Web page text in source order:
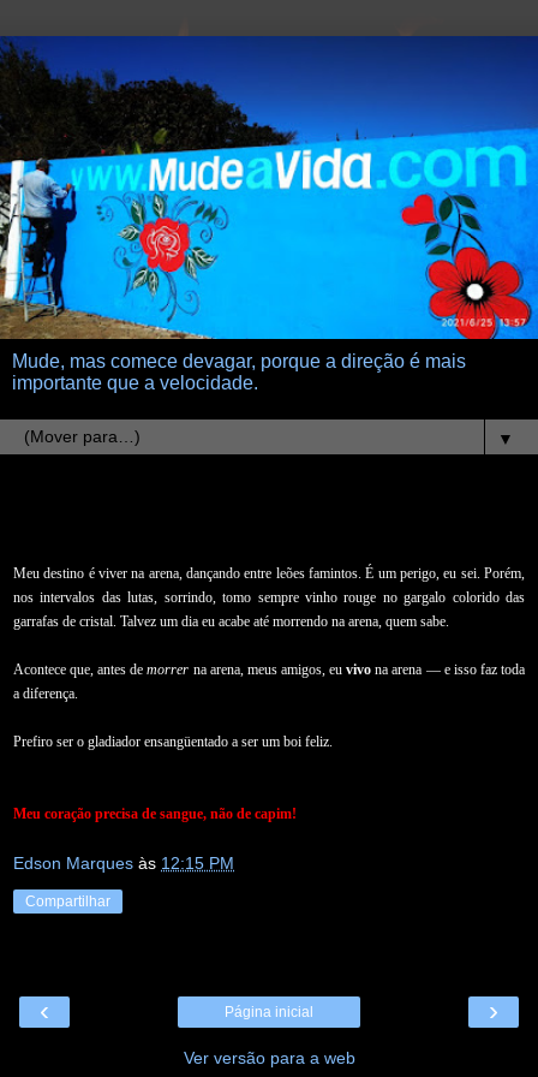
Mude, mas comece devagar, porque a direção é mais
importante que a velocidade.
▼
Meu destino é viver na arena, dançando entre leões famintos. É um perigo, eu sei. Porém,
nos intervalos das lutas, sorrindo, tomo sempre vinho rouge no gargalo colorido das
garrafas de cristal. Talvez um dia eu acabe até morrendo na arena, quem sabe.
Acontece que, antes demorrer na arena, meus amigos, euvivo na arena — e isso faz toda
a diferença.
Prefiro ser o gladiador ensangüentado a ser um boi feliz.
Meu coração precisa de sangue, não de capim!
Edson Marques às 12:15 PM
Compartilhar
‹ ›
Página inicial
Ver versão para a web